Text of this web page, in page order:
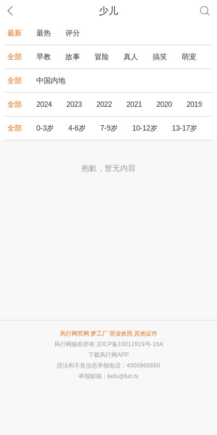
少儿
最新 最热 评分
全部 早教 故事 冒险 真人 搞笑 萌宠
全部 中国内地
全部 2024 2023 2022 2021 2020 2019
全部 0-3岁 4-6岁 7-9岁 10-12岁 13-17岁
抱歉，暂无内容
风行网官网 梦工厂 营业执照 其他证件
风行网版权所有 京ICP备10012819号-16A
下载风行网APP
违法和不良信息举报电话：4000966660
举报邮箱： kefu@fun.tv